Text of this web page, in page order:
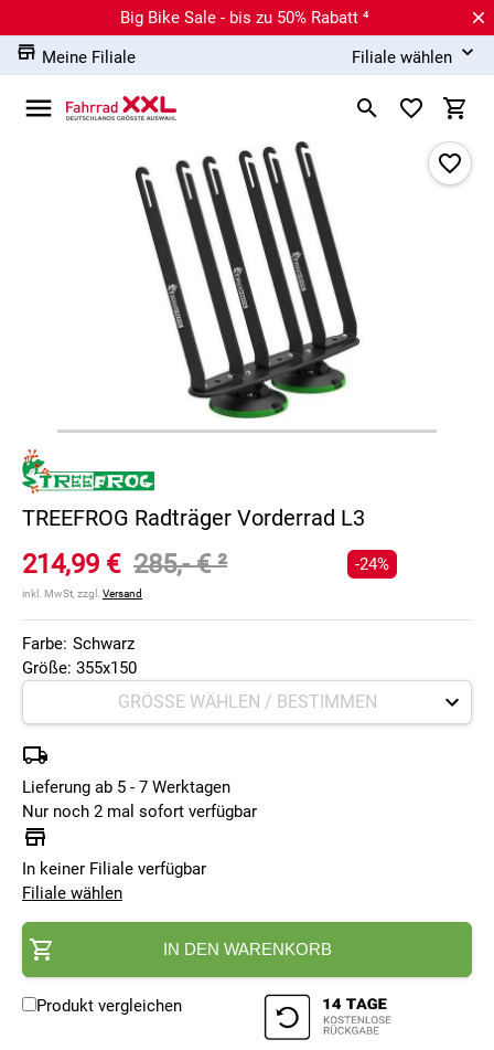
Big Bike Sale - bis zu 50% Rabatt ⁴
Meine Filiale
Filiale wählen
TREEFROG Radträger Vorderrad L3
214,99 € 285,- €²
inkl. MwSt, zzgl. Versand
-24%
Farbe: Schwarz
Größe: 355x150
Lieferung ab 5 - 7 Werktagen
Nur noch 2 mal sofort verfügbar
In keiner Filiale verfügbar
Filiale wählen
IN DEN WARENKORB
Produkt vergleichen